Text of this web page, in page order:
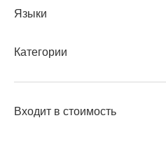
Языки
Категории
Входит в стоимость